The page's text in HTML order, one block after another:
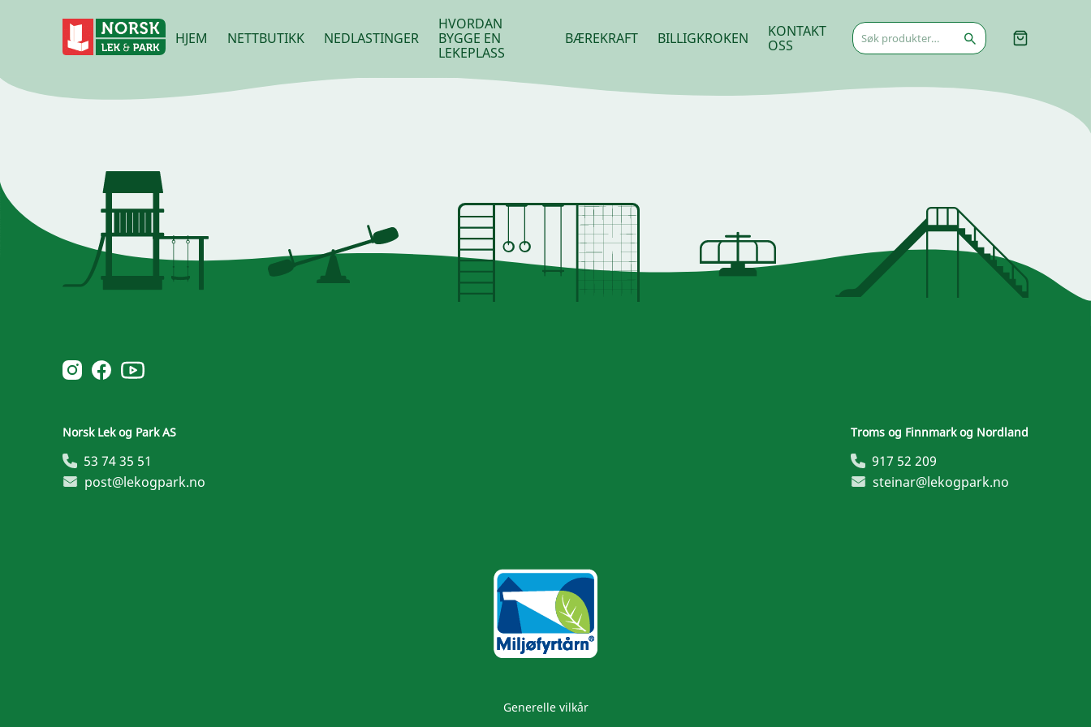
HJEM NETTBUTIKK NEDLASTINGER
HVORDAN
BYGGE EN
LEKEPLASS
BÆREKRAFT BILLIGKROKEN
KONTAKT
OSS
Søk
etter:
Norsk Leg & Park instagram
Norsk Leg & Park facebook
Norsk Leg & Park youtube
Norsk Lek og Park AS
53 74 35 51
post@lekogpark.no
Troms og Finnmark og Nordland
917 52 209
steinar@lekogpark.no
Generelle vilkår